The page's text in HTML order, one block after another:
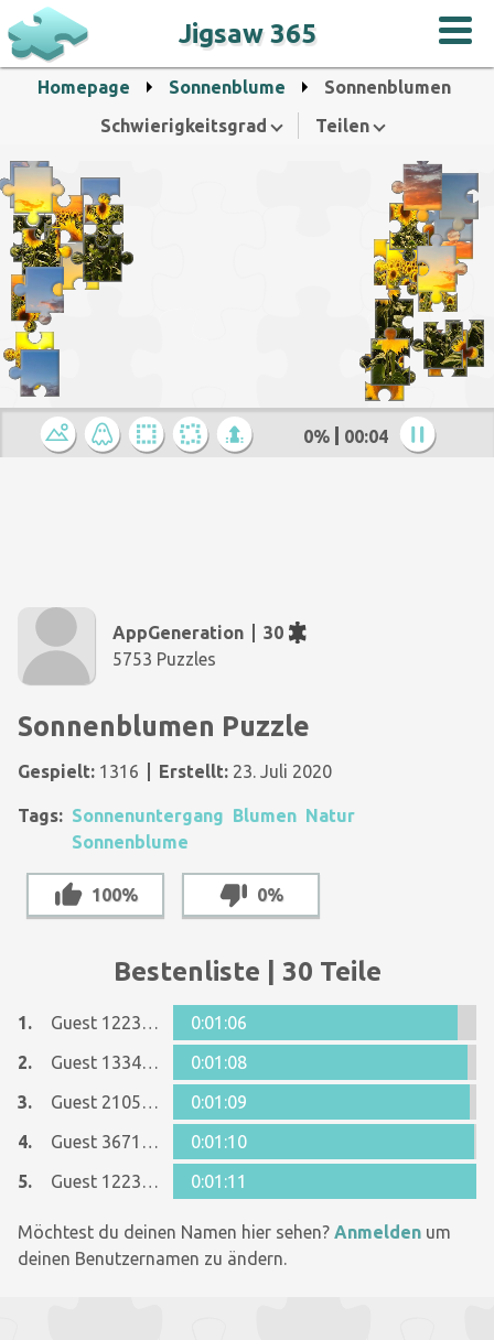
Jigsaw 365
Homepage Sonnenblume
Sonnenblumen
Schwierigkeitsgrad
Teilen
0% 00:05
AppGeneration
30
5753 Puzzles
Sonnenblumen Puzzle
Gespielt: 1316 Erstellt: 23. Juli 2020
Tags: Sonnenuntergang Blumen Natur
Sonnenblume
100% 0%
Bestenliste | 30 Teile
1. Guest 12237642
0:01:06
2.
Guest 13345764
0:01:08
3.
Guest 21053273
0:01:09
4.
Guest 36718063
0:01:10
5.
Guest 12237642 0:01:11
Möchtest du deinen Namen hier sehen? Anmelden um
deinen Benutzernamen zu ändern.